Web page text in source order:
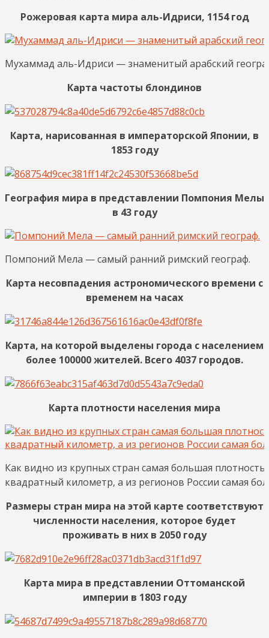
Рожеровая карта мира аль-Идриси, 1154 год
Мухаммад аль-Идриси — знаменитый арабский
Карта частоты блондинов
Карта, нарисованная в императорской Японии, в
1853 году
География мира в представлении Помпония Мелы
в 43 году
Помпоний Мела — самый ранний римский географ.
Карта несовпадения астрономического времени с
временем на часах
Карта, на которой выделены города с населением
более 100000 жителей. Всего 4037 городов.
Карта плотности населения мира
Как видно из крупных стран самая большая
квадратный километр, а из регионов России самая
Размеры стран мира на этой карте соответствуют
численности населения, которое будет
проживать в них в 2050 году
Карта мира в представлении Оттоманской
империи в 1803 году